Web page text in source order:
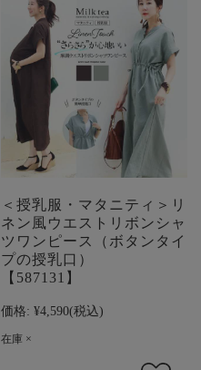
＜授乳服・マタニティ＞リ
ネン風ウエストリボンシャ
ツワンピース（ボタンタイ
プの授乳口）
【587131】
価格: ¥4,590(税込)
在庫 ×